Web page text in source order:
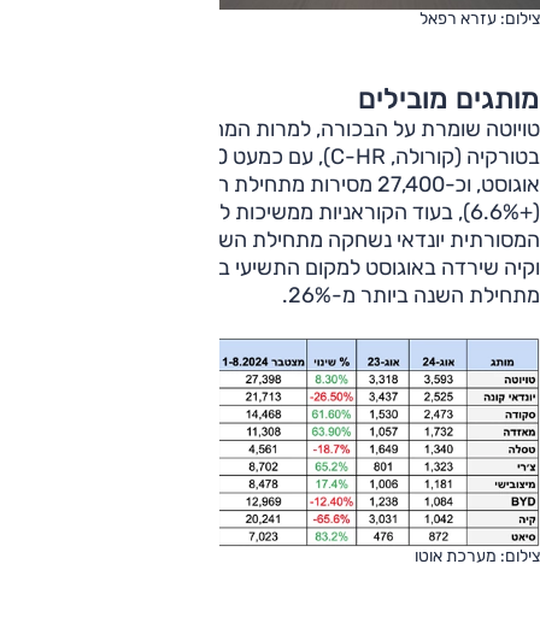
צילום: עזרא רפאל
מותגים מובילים
טויוטה שומרת על הבכורה, למרות המחסור בדגמים המיוצרים
אוגוסט, וכ-27,400 מסירות מתחילת השנה ביחס לאשתקד
(+6.6%), בעוד הקוראניות ממשיכות להיחלש; המובילה
וקיה שירדה באוגוסט למקום התשיעי בטבלת המסירות, נשחקה
מתחילת השנה ביותר מ-26%.
צילום: מערכת אוטו